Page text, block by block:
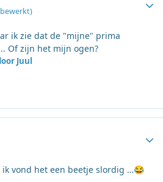
ik zie dat de "mijne" prima
Of zijn het mijn ogen?
Juul
vond het een beetje slordig …😂